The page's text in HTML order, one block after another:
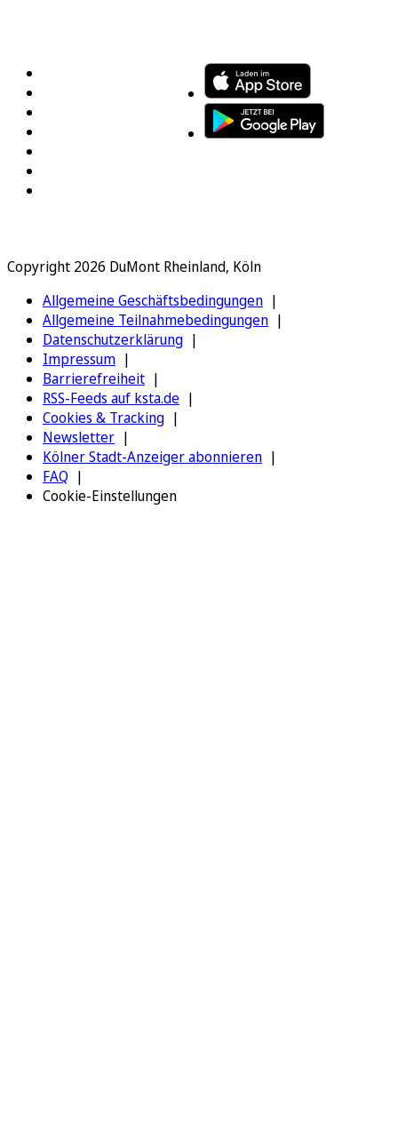
Copyright 2026 DuMont Rheinland, Köln
Allgemeine Geschäftsbedingungen
Allgemeine Teilnahmebedingungen
Datenschutzerklärung
Impressum
Barrierefreiheit
RSS-Feeds auf ksta.de
Cookies & Tracking
Newsletter
Kölner Stadt-Anzeiger abonnieren
FAQ
Cookie-Einstellungen